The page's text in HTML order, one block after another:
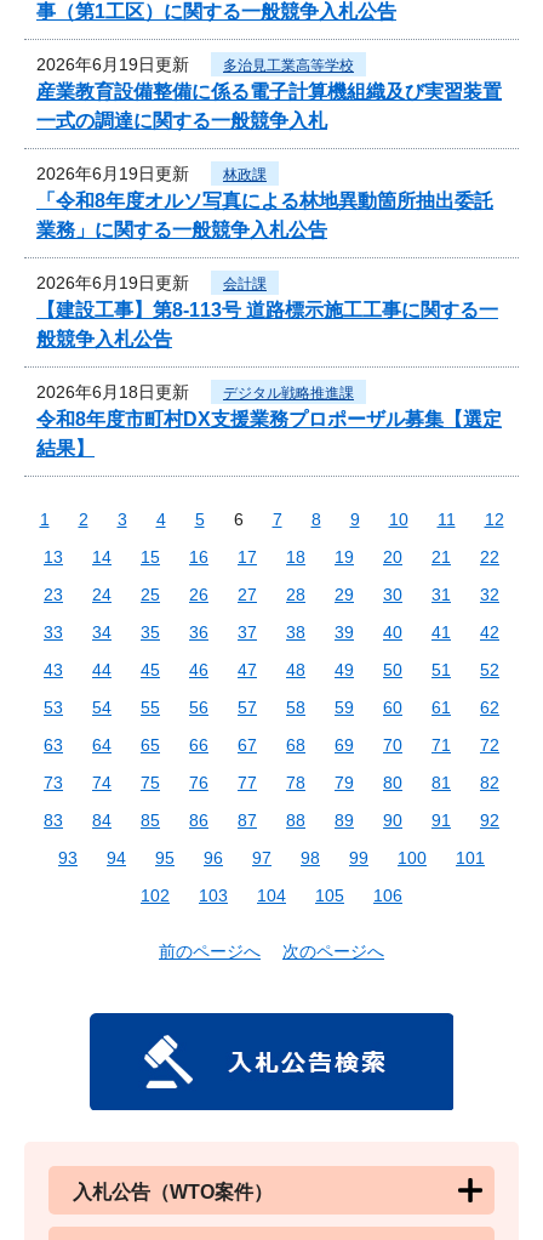
事（第1工区）に関する一般競争入札公告
2026年6月19日更新 多治見工業高等学校
産業教育設備整備に係る電子計算機組織及び実習装置
一式の調達に関する一般競争入札
2026年6月19日更新 林政課
「令和8年度オルソ写真による林地異動箇所抽出委託
業務」に関する一般競争入札公告
2026年6月19日更新 会計課
【建設工事】第8-113号 道路標示施工工事に関する一
般競争入札公告
2026年6月18日更新 デジタル戦略推進課
令和8年度市町村DX支援業務プロポーザル募集【選定
結果】
1 2 3 4 5 6 7 8 9 10 11
12
13
14 15 16 17 18 19 20 21
22
23
24 25 26 27 28 29 30 31
32
33
34 35 36 37 38 39 40 41
42
43
44 45 46 47 48 49 50 51
52
53
54 55 56 57 58 59 60 61
62
63
64 65 66 67 68 69 70 71
72
73
74 75 76 77 78 79 80 81
82
83
84 85 86 87 88 89 90 91
92
93
94 95 96 97 98 99 100
101
102
103 104 105 106
前のページへ 次のページへ
入札公告（WTO案件）